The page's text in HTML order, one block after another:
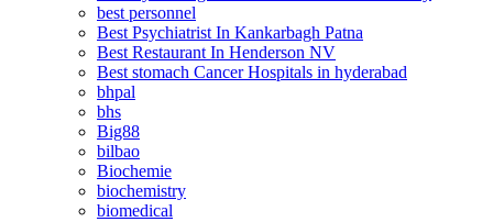
best personnel
Best Psychiatrist In Kankarbagh Patna
Best Restaurant In Henderson NV
Best stomach Cancer Hospitals in hyderabad
bhpal
bhs
Big88
bilbao
Biochemie
biochemistry
biomedical